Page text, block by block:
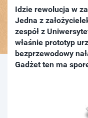
Idzie rewolucja w
Jedna z
zespół z
właśnie prototyp
bezprzewodowy
Gadżet ten ma